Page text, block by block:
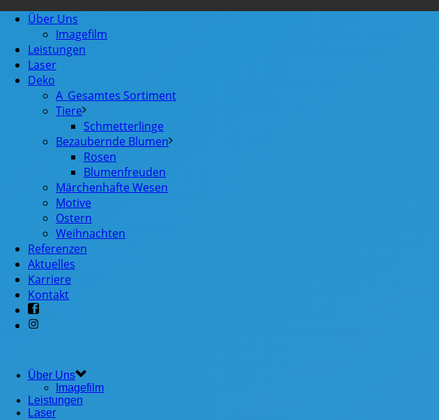
Über Uns
Imagefilm
Leistungen
Laser
Deko
A_Gesamtes Sortiment
Tiere
Schmetterlinge
Bezaubernde Blumen
Rosen
Blumenfreuden
Märchenhafte Wesen
Motive
Ostern
Weihnachten
Referenzen
Aktuelles
Karriere
Kontakt
Über Uns
Imagefilm
Leistungen
Laser